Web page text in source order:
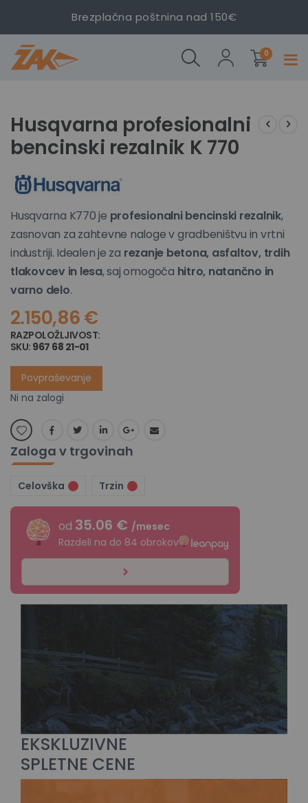
Brezplačna poštnina nad 150€
0izdelki
na
konec
galerije
slik
bencinski
rezalnik K
na
začetek
galerije
slik
Husqvarna profesionalni
bencinski rezalnik K 770
Husqvarna K770 je profesionalni bencinski rezalnik,
zasnovan za zahtevne naloge v gradbeništvu in vrtni
industriji. Idealen je za rezanje betona, asfaltov, trdih
tlakovcev in lesa, saj omogoča hitro, natančno in
varno delo.
2.150,86 €
RAZPOLOŽLJIVOST:
SKU 967 68 21-01
Povpraševanje
Ni na zalogi
Zaloga v trgovinah
Celovška Trzin
od 35.06 € /mesec
Razdeli na do 84 obrokov
EKSKLUZIVNE
SPLETNE CENE